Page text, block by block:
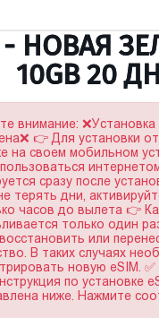
- НОВАЯ
10GB 20
внимание:
👉 Для установки
на своем мобильном
сразу после
терять дни,
часов до вылета 👉
только один
или
В таких случаях
новую eSIM. ✅
по установке
ниже. Нажмите